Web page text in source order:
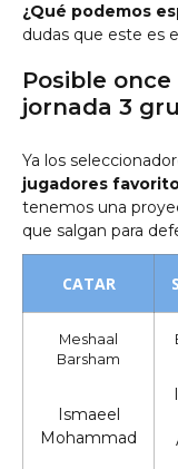
¿Qué podemos
dudas que este es
Posible
jornada 3
Ya los
jugadores
tenemos una
que salgan para
CATAR
Meshaal
Barsham
Ismaeel
Mohammad